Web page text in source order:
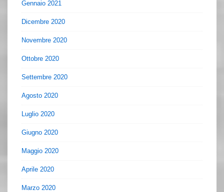
Gennaio 2021
Dicembre 2020
Novembre 2020
Ottobre 2020
Settembre 2020
Agosto 2020
Luglio 2020
Giugno 2020
Maggio 2020
Aprile 2020
Marzo 2020